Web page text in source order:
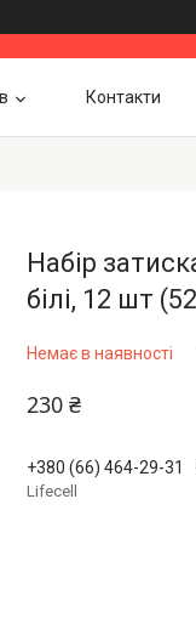
Контакти
Набір
білі, 12 шт
Немає в наявності
230 ₴
+380 (66) 464-29-31
Lifecell